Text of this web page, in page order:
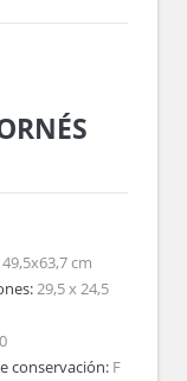
49,5x63,7 cm
29,5 x 24,5
conservación: F